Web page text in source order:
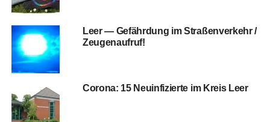
Leer — Gefähr­dung im Stra­ßen­ver­kehr /
Zeugenaufruf!
Coro­na: 15 Neu­in­fi­zier­te im Kreis Leer